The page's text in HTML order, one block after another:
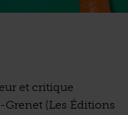
et critique
(Les Éditions